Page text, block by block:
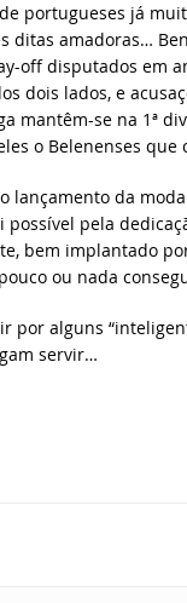
portugueses já
ditas amadoras…
off disputados em
dois lados, e
mantêm-se na 1ª
o Belenenses
lançamento da
pela
bem implantado
ou nada
por alguns
servir…